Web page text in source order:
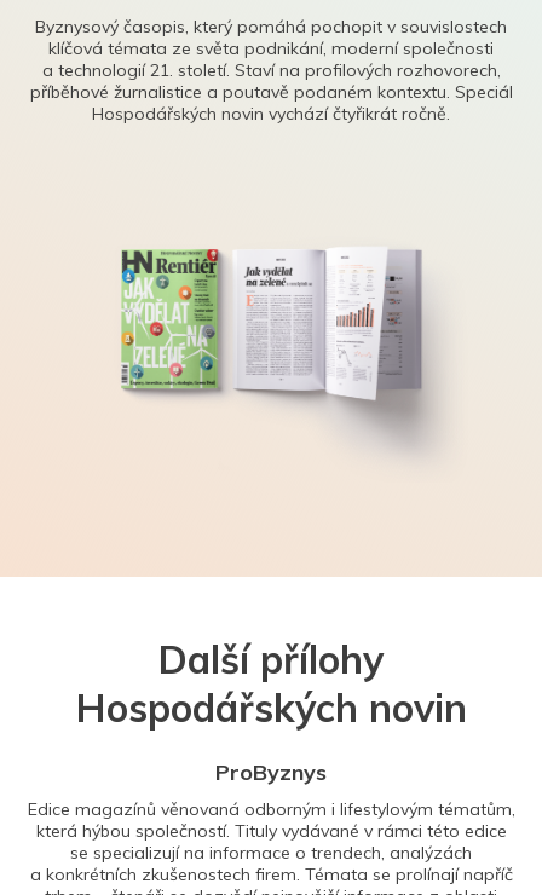
Byznysový časopis, který pomáhá pochopit v souvislostech
klíčová témata ze světa podnikání, moderní společnosti
a technologií 21. století. Staví na profilových rozhovorech,
příběhové žurnalistice a poutavě podaném kontextu. Speciál
Hospodářských novin vychází čtyřikrát ročně.
Další přílohy
Hospodářských novin
ProByznys
Edice magazínů věnovaná odborným i lifestylovým tématům,
která hýbou společností. Tituly vydávané v rámci této edice
se specializují na informace o trendech, analýzách
a konkrétních zkušenostech firem. Témata se prolínají napříč